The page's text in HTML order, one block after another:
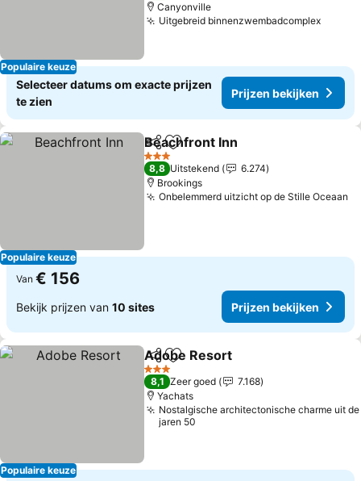
Populaire keuze
Canyonville
Uitgebreid binnenzwembadcomplex
Selecteer datums om exacte prijzen
te zien
Prijzen bekijken
Populaire keuze
DelenToevoegen aan favorieten
Beachfront Inn
3 Sterren
8,8 Uitstekend
6.274
Brookings
Onbelemmerd uitzicht op de Stille Oceaan
Van € 156
Bekijk prijzen van 10 sites Prijzen bekijken
Populaire keuze
DelenToevoegen aan favorieten
Adobe Resort
3 Sterren
8,1 Zeer goed
7.168
Yachats
Nostalgische architectonische charme uit de
jaren 50